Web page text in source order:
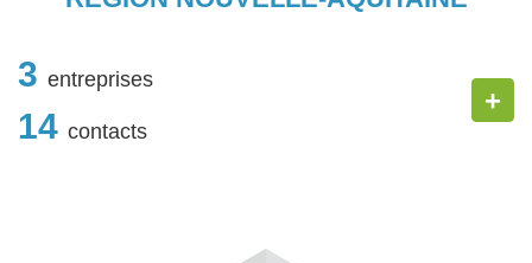
3 entreprises
14 contacts
+